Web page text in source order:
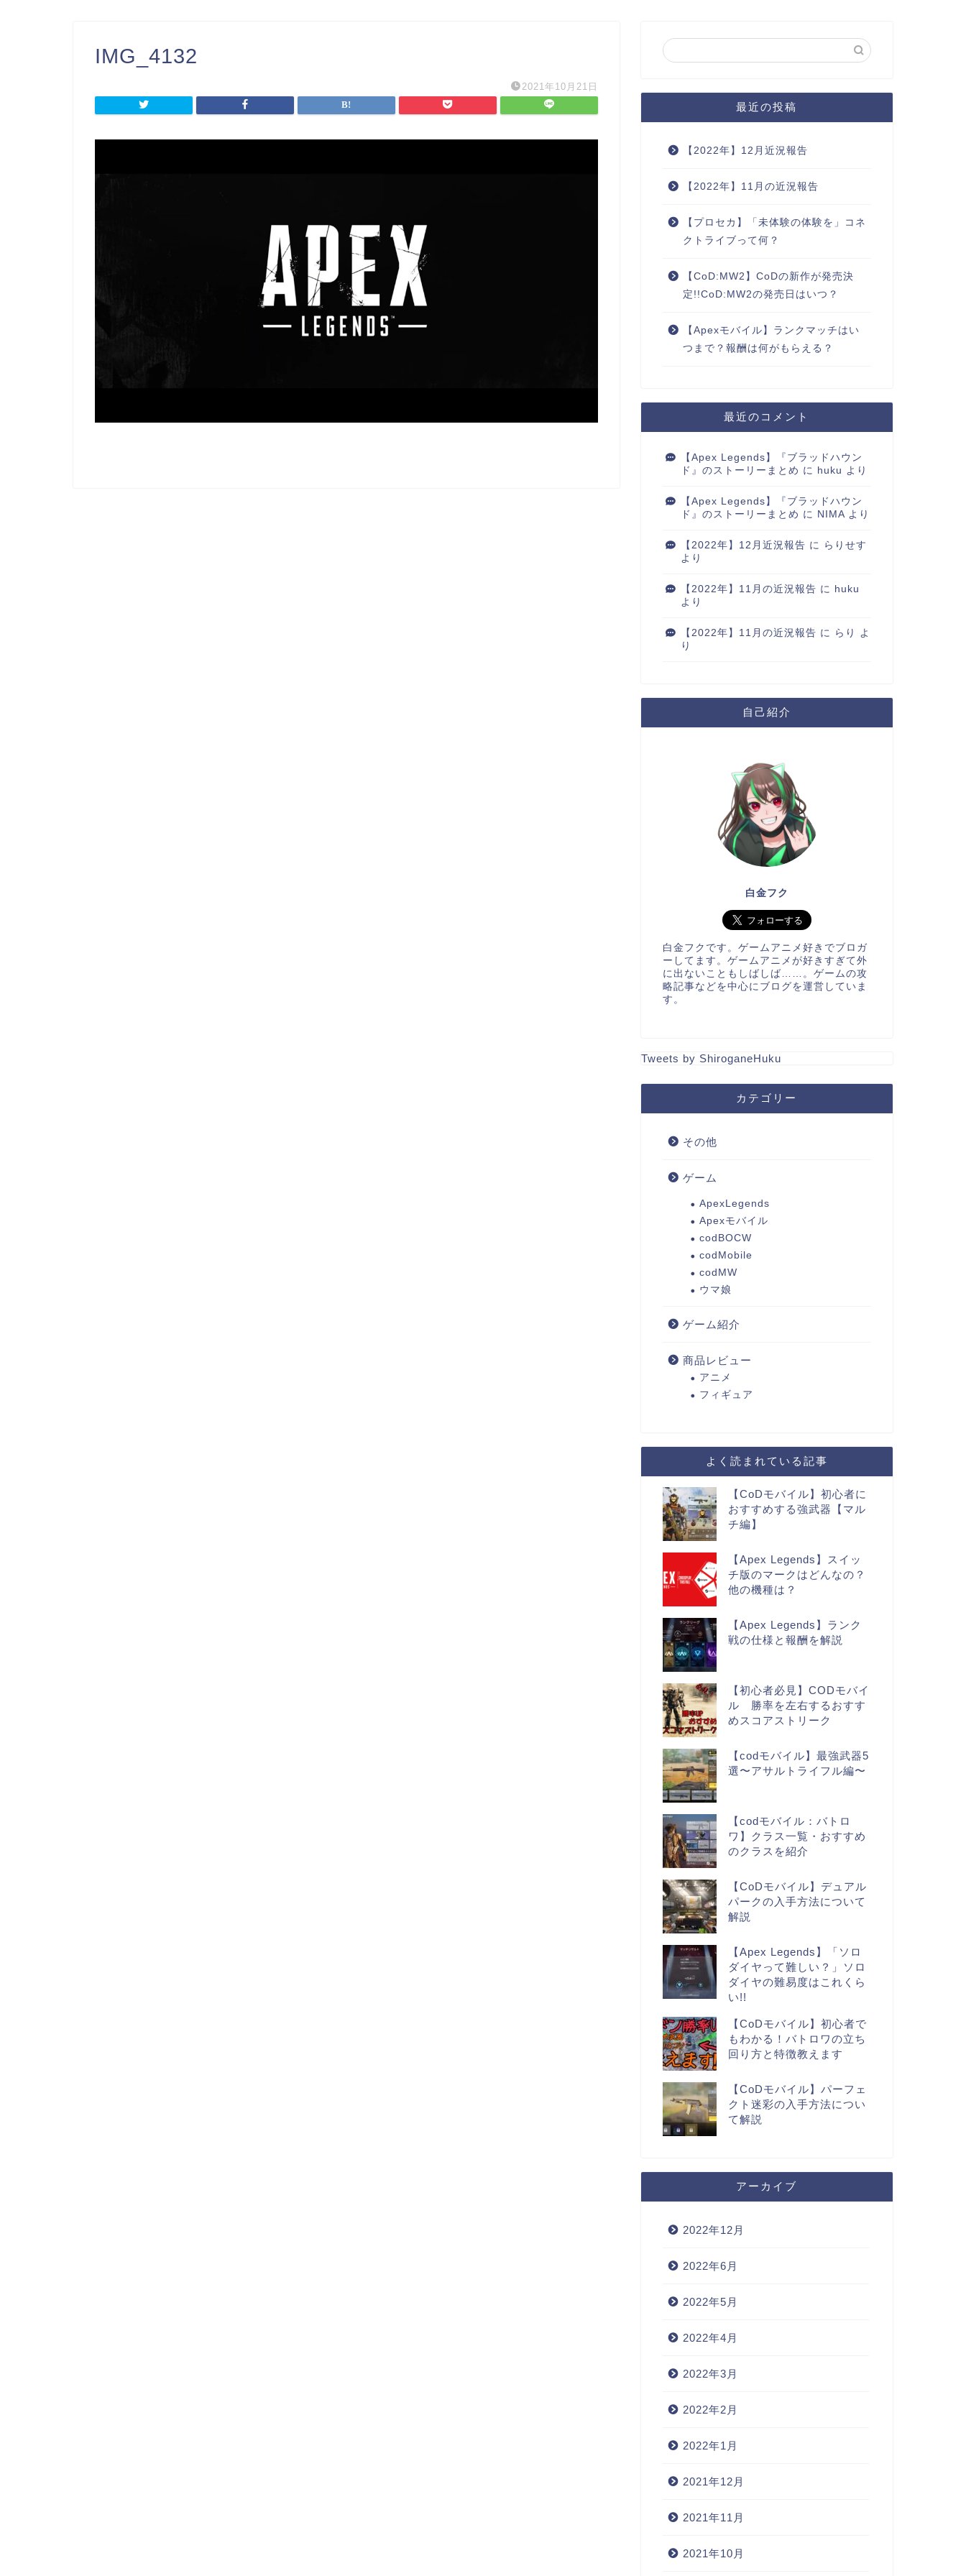
IMG_4132
2021年10月21日
最近の投稿
【2022年】12月近況報告
【2022年】11月の近況報告
【プロセカ】「未体験の体験を」コネ
クトライブって何？
【CoD:MW2】CoDの新作が発売決
定!!CoD:MW2の発売日はいつ？
【Apexモバイル】ランクマッチはい
つまで？報酬は何がもらえる？
最近のコメント
【Apex Legends】『ブラッドハウン
ド』のストーリーまとめ に huku より
【Apex Legends】『ブラッドハウン
ド』のストーリーまとめ に NIMAより
【2022年】12月近況報告 に らりせす
より
【2022年】11月の近況報告 に huku
より
【2022年】11月の近況報告 に らり
よ
り
自己紹介
白金フク
白金フクです。ゲームアニメ好きでブロガ
ーしてます。ゲームアニメが好きすぎて外
に出ないこともしばしば……。ゲームの攻
略記事などを中心にブログを運営していま
す。
Tweets by ShiroganeHuku
カテゴリー
その他
ゲーム
ApexLegends
Apexモバイル
codBOCW
codMobile
codMW
ウマ娘
ゲーム紹介
商品レビュー
アニメ
フィギュア
よく読まれている記事
【CoDモバイル】初心者に
おすすめする強武器【マル
チ編】
【Apex Legends】スイッ
チ版のマークはどんなの？
他の機種は？
【Apex Legends】ランク
戦の仕様と報酬を解説
【初心者必見】CODモバイ
ル 勝率を左右するおすす
めスコアストリーク
【codモバイル】最強武器5
選〜アサルトライフル編〜
【codモバイル：バトロ
ワ】クラス一覧・おすすめ
のクラスを紹介
【CoDモバイル】デュアル
パークの入手方法について
解説
【Apex Legends】「ソロ
ダイヤって難しい？」ソロ
ダイヤの難易度はこれくら
い!!
【CoDモバイル】初心者で
もわかる！バトロワの立ち
回り方と特徴教えます
【CoDモバイル】パーフェ
クト迷彩の入手方法につい
て解説
アーカイブ
2022年12月
2022年6月
2022年5月
2022年4月
2022年3月
2022年2月
2022年1月
2021年12月
2021年11月
2021年10月